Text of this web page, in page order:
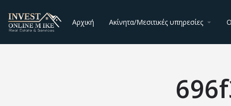
Αρχική Ακίνητα/Μεσιτικές υπηρεσίες